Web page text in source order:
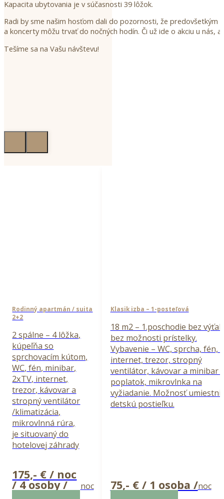
Kapacita ubytovania je v súčasnosti 39 lôžok.
Radi by sme našim hosťom dali do pozornosti, že predovšetkým
a koncerty môžu trvať do nočných hodín. Či už ide o akciu u nás,
Tešíme sa na Vašu návštevu!
Rodinný apartmán / suita
2+2
2 spálne – 4 lôžka,
kúpeľňa so
sprchovacím kútom,
WC, fén, minibar,
2xTV, internet,
trezor, kávovar a
stropný ventilátor
/klimatizácia,
mikrovlnná rúra,
je situovaný do
hotelovej záhrady
175,- € / noc
/ 4 osoby / noc
Klasik izba – 1-posteľová
18 m2 – 1.poschodie bez
bez možnosti prístelky.
Vybavenie – WC, sprcha, fén,
internet, trezor, stropný
ventilátor, kávovar a minibar
poplatok, mikrovlnka na
vyžiadanie. Možnosť umiestniť
detskú postieľku.
75,- € / 1 osoba /noc